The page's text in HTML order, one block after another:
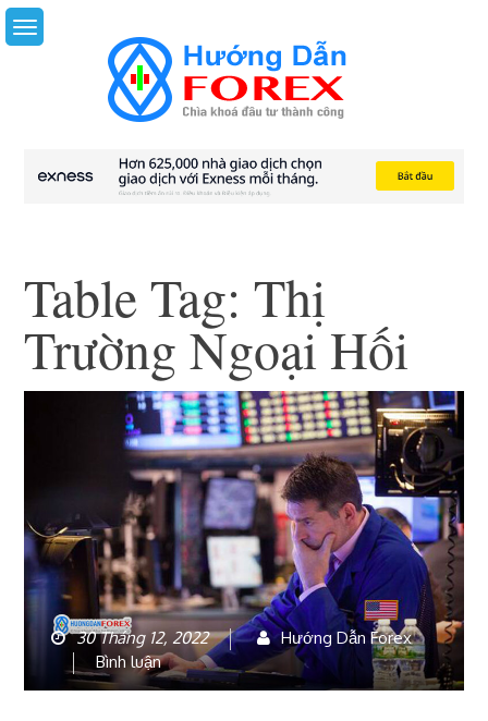
Skip
to
Table Tag:Thị
Trường Ngoại Hối
30 Tháng 12, 2022
Hướng Dẫn Forex
Bình luậnbài
viết